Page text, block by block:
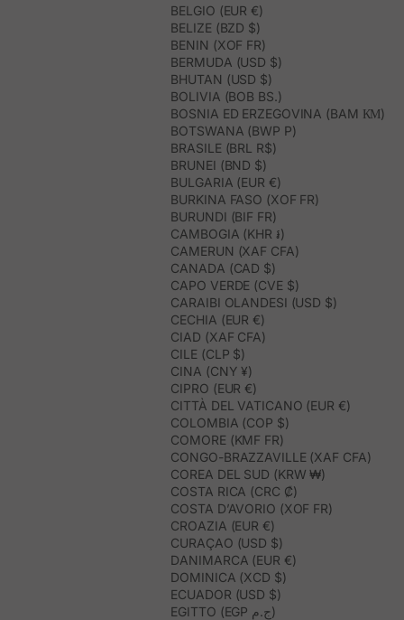
BELGIO (EUR €)
BELIZE (BZD $)
BENIN (XOF FR)
BERMUDA (USD $)
BHUTAN (USD $)
BOLIVIA (BOB BS.)
BOSNIA ED ERZEGOVINA (BAM КМ)
BOTSWANA (BWP P)
BRASILE (BRL R$)
BRUNEI (BND $)
BULGARIA (EUR €)
BURKINA FASO (XOF FR)
BURUNDI (BIF FR)
CAMBOGIA (KHR ៛)
CAMERUN (XAF CFA)
CANADA (CAD $)
CAPO VERDE (CVE $)
CARAIBI OLANDESI (USD $)
CECHIA (EUR €)
CIAD (XAF CFA)
CILE (CLP $)
CINA (CNY ¥)
CIPRO (EUR €)
CITTÀ DEL VATICANO (EUR €)
COLOMBIA (COP $)
COMORE (KMF FR)
CONGO-BRAZZAVILLE (XAF CFA)
COREA DEL SUD (KRW ₩)
COSTA RICA (CRC ₡)
COSTA D’AVORIO (XOF FR)
CROAZIA (EUR €)
CURAÇAO (USD $)
DANIMARCA (EUR €)
DOMINICA (XCD $)
ECUADOR (USD $)
EGITTO (EGP ج.م)